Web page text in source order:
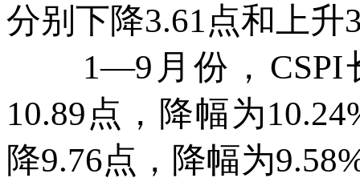
分别下降3.61点和上升
1—9月份，CSPI长
10.89点，降幅为
降9.76点，降幅为